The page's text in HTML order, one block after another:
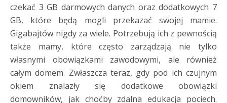
czekać 3 GB darmowych danych oraz dodatkowych 7
GB, które będą mogli przekazać swojej mamie.
Gigabajtów nigdy za wiele. Potrzebują ich z pewnością
także mamy, które często zarządzają nie tylko
własnymi obowiązkami zawodowymi, ale również
całym domem. Zwłaszcza teraz, gdy pod ich czujnym
okiem znalazły się dodatkowe obowiązki
domowników, jak choćby zdalna edukacja pociech.